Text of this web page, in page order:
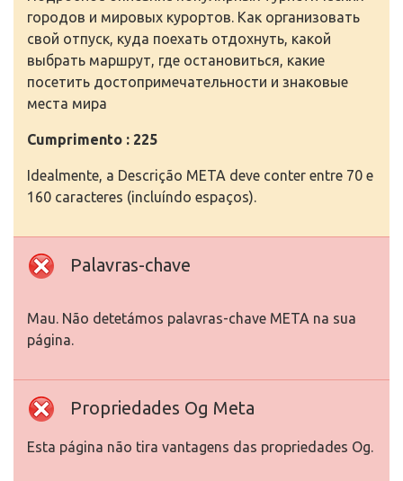
городов и мировых курортов. Как организовать
свой отпуск, куда поехать отдохнуть, какой
выбрать маршрут, где остановиться, какие
посетить достопримечательности и знаковые
места мира
Cumprimento : 225
Idealmente, a Descrição META deve conter entre 70 e
160 caracteres (incluíndo espaços).
Palavras-chave
Mau. Não detetámos palavras-chave META na sua
página.
Propriedades Og Meta
Esta página não tira vantagens das propriedades Og.